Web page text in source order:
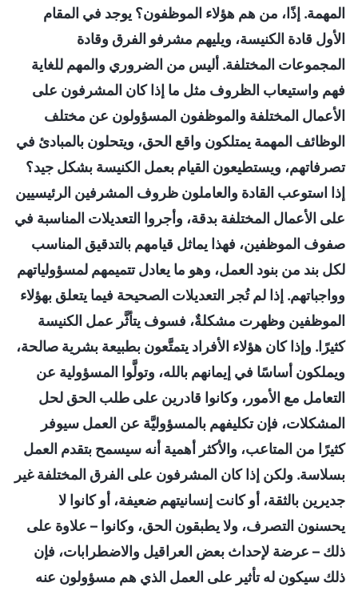
المهمة. إذًا، من هم هؤلاء الموظفون؟ يوجد في المقام
الأول قادة الكنيسة، ويليهم مشرفو الفرق وقادة
المجموعات المختلفة. أليس من الضروري والمهم للغاية
فهم واستيعاب الظروف مثل ما إذا كان المشرفون على
الأعمال المختلفة والموظفون المسؤولون عن مختلف
الوظائف المهمة يمتلكون واقع الحق، ويتحلون بالمبادئ في
تصرفاتهم، ويستطيعون القيام بعمل الكنيسة بشكل جيد؟
إذا استوعب القادة والعاملون ظروف المشرفين الرئيسيين
على الأعمال المختلفة بدقة، وأجروا التعديلات المناسبة في
صفوف الموظفين، فهذا يماثل قيامهم بالتدقيق المناسب
لكل بند من بنود العمل، وهو ما يعادل تتميمهم لمسؤولياتهم
وواجباتهم. إذا لم تُجر التعديلات الصحيحة فيما يتعلق بهؤلاء
الموظفين وظهرت مشكلةٌ، فسوف يتأثَّر عمل الكنيسة
كثيرًا. وإذا كان هؤلاء الأفراد يتمتَّعون بطبيعة بشرية صالحة،
ويملكون أساسًا في إيمانهم بالله، وتولَّوا المسؤولية عن
التعامل مع الأمور، وكانوا قادرين على طلب الحق لحل
المشكلات، فإن تكليفهم بالمسؤوليَّة عن العمل سيوفر
كثيرًا من المتاعب، والأكثر أهمية أنه سيسمح بتقدم العمل
بسلاسة. ولكن إذا كان المشرفون على الفرق المختلفة غير
جديرين بالثقة، أو كانت إنسانيتهم ضعيفة، أو كانوا لا
يحسنون التصرف، ولا يطبقون الحق، وكانوا – علاوة على
ذلك – عرضة لإحداث بعض العراقيل والاضطرابات، فإن
ذلك سيكون له تأثير على العمل الذي هم مسؤولون عنه